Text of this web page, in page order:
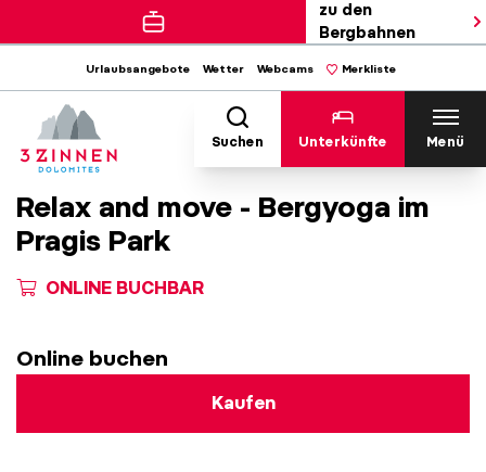
zu den
Bergbahnen
Urlaubsangebote Wetter Webcams Merkliste
Suchen Unterkünfte Menü
Relax and move - Bergyoga im
Pragis Park
ONLINE BUCHBAR
Online buchen
Kaufen